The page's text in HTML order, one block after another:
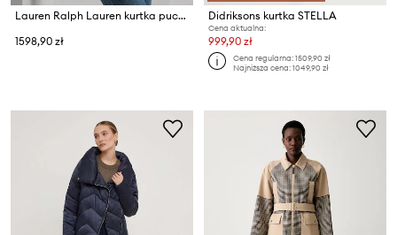
Lauren Ralph Lauren kurtka puchowa
1598,90 zł
Didriksons kurtka STELLA
Cena aktualna:
999,90 zł
Cena regularna:1509,90 zł
Najniższa cena:1049,90 zł